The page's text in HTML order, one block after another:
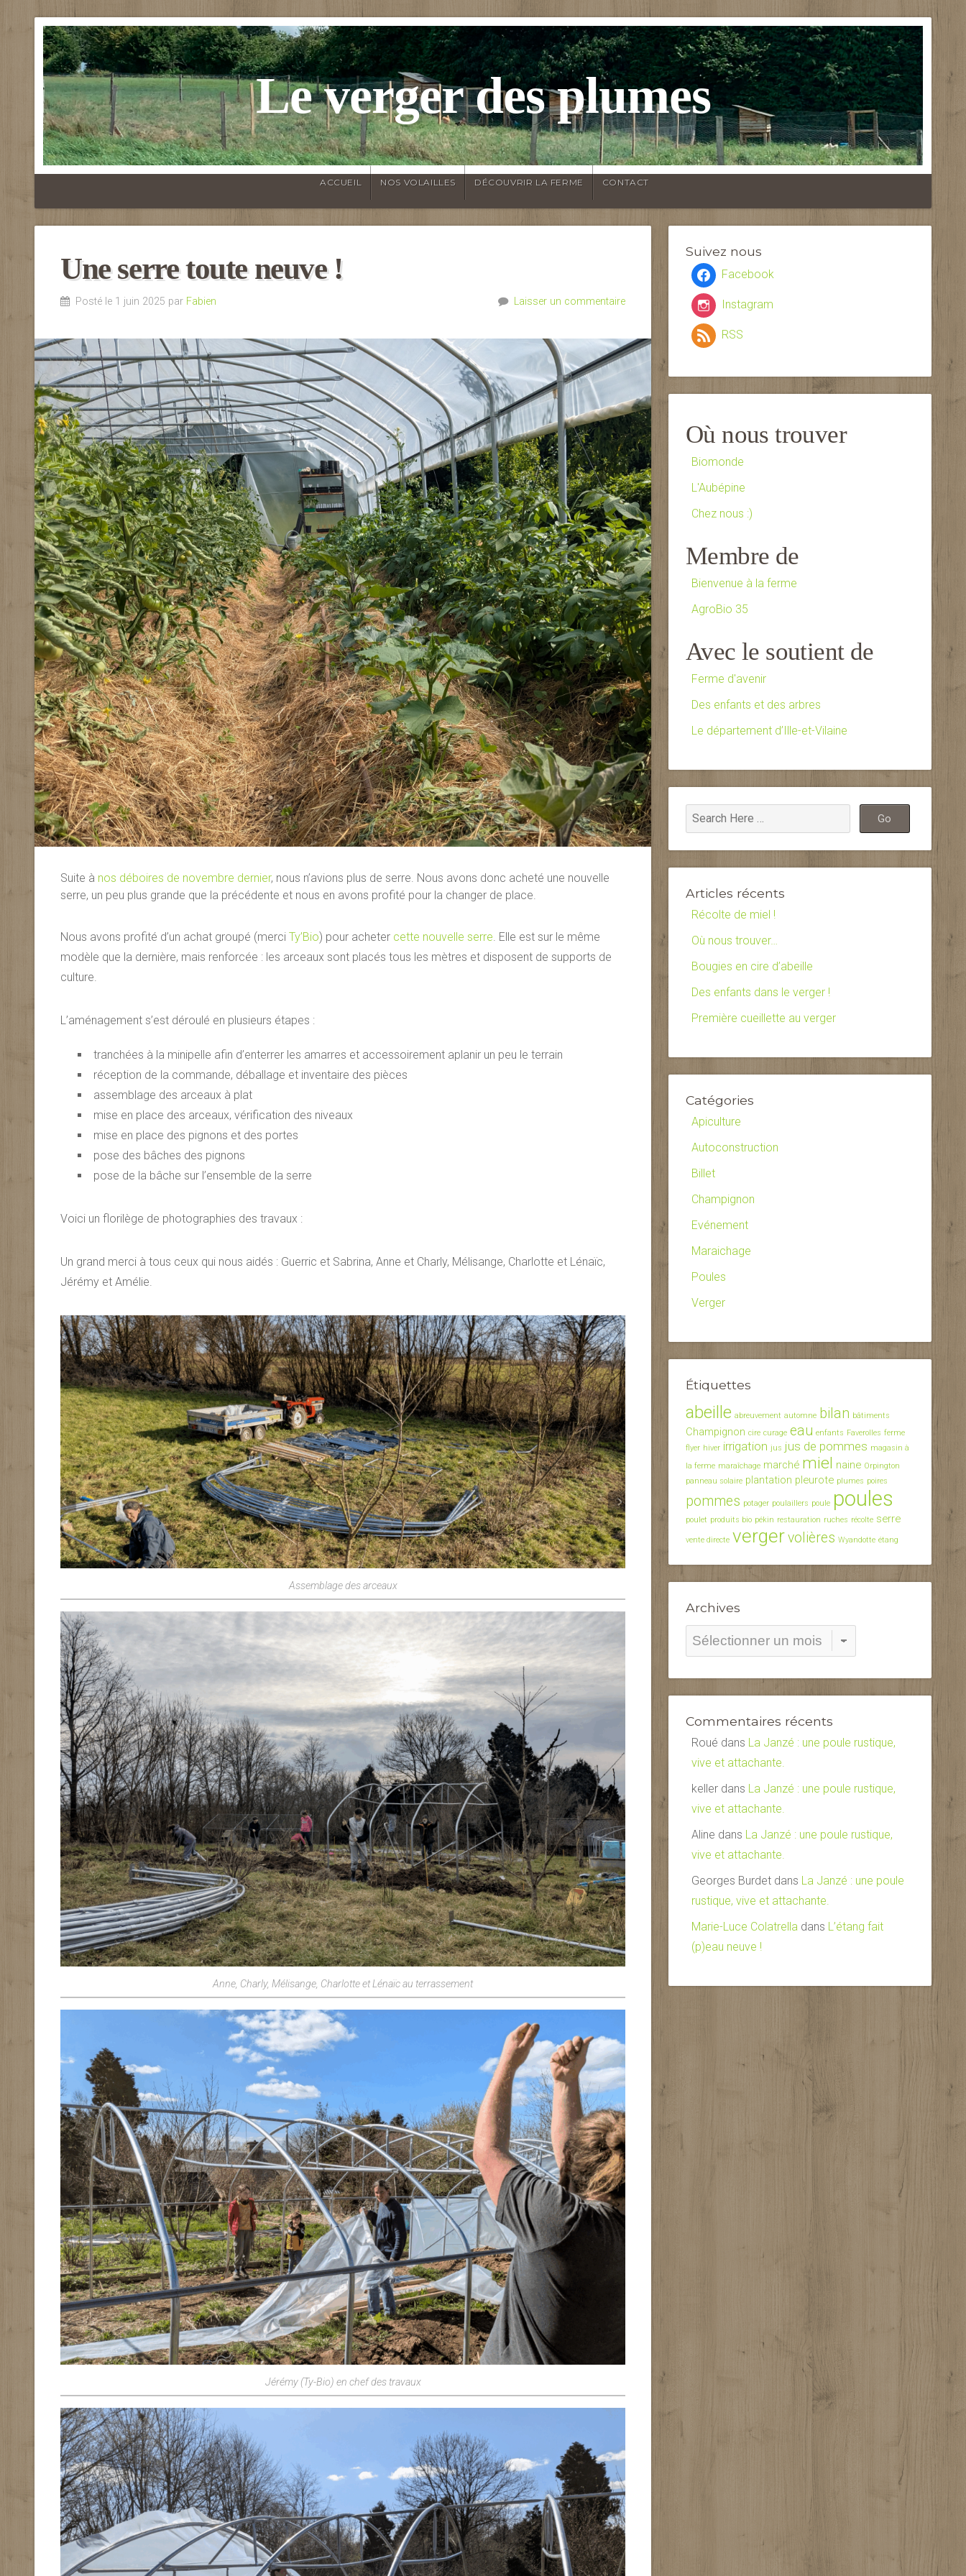
Le verger des plumes
ACCUEIL NOS VOLAILLES DÉCOUVRIR LA FERME CONTACT
Une serre toute neuve !
Posté le 1 juin 2025 par Fabien Laisser un commentaire
Suite à nos déboires de novembre dernier, nous n’avions plus de serre. Nous avons donc acheté une nouvelle
serre, un peu plus grande que la précédente et nous en avons profité pour la changer de place.
Nous avons profité d’un achat groupé (merci Ty’Bio) pour acheter cette nouvelle serre. Elle est sur le même
modèle que la dernière, mais renforcée : les arceaux sont placés tous les mètres et disposent de supports de
culture.
L’aménagement s’est déroulé en plusieurs étapes :
tranchées à la minipelle afin d’enterrer les amarres et accessoirement aplanir un peu le terrain
réception de la commande, déballage et inventaire des pièces
assemblage des arceaux à plat
mise en place des arceaux, vérification des niveaux
mise en place des pignons et des portes
pose des bâches des pignons
pose de la bâche sur l’ensemble de la serre
Voici un florilège de photographies des travaux :
Un grand merci à tous ceux qui nous aidés : Guerric et Sabrina, Anne et Charly, Mélisange, Charlotte et Lénaïc,
Jérémy et Amélie.
Assemblage des arceaux
Anne, Charly, Mélisange, Charlotte et Lénaïc au terrassement
Jérémy (Ty-Bio) en chef des travaux
Suivez nous
Facebook
Instagram
RSS
Où nous trouver
Biomonde
L'Aubépine
Chez nous :)
Membre de
Bienvenue à la ferme
AgroBio 35
Avec le soutient de
Ferme d'avenir
Des enfants et des arbres
Le département d’Ille-et-Vilaine
Articles récents
Récolte de miel !
Où nous trouver…
Bougies en cire d’abeille
Des enfants dans le verger !
Première cueillette au verger
Catégories
Apiculture
Autoconstruction
Billet
Champignon
Evénement
Maraichage
Poules
Verger
Étiquettes
abeille abreuvement automne bilan bâtiments
Champignon cire curage eau enfants Faverolles ferme
flyer hiver irrigation jus jus de pommes magasin à
la ferme maraîchage marché miel naine Orpington
panneau solaire plantation pleurote plumes poires
pommes potager poulaillers poule poules
poulet produits bio pékin restauration ruches récolte serre
vente directe vergervolières Wyandotte étang
Archives
Archives
Commentaires récents
Roué dans La Janzé : une poule rustique,
vive et attachante.
keller dans La Janzé : une poule rustique,
vive et attachante.
Aline dans La Janzé : une poule rustique,
vive et attachante.
Georges Burdet dans La Janzé : une poule
rustique, vive et attachante.
Marie-Luce Colatrella dans L’étang fait
(p)eau neuve !